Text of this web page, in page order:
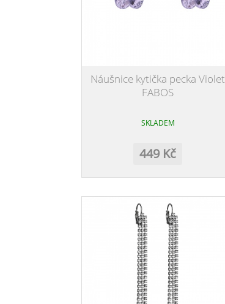
Náušnice kytička pecka Violet
FABOS
SKLADEM
449 Kč